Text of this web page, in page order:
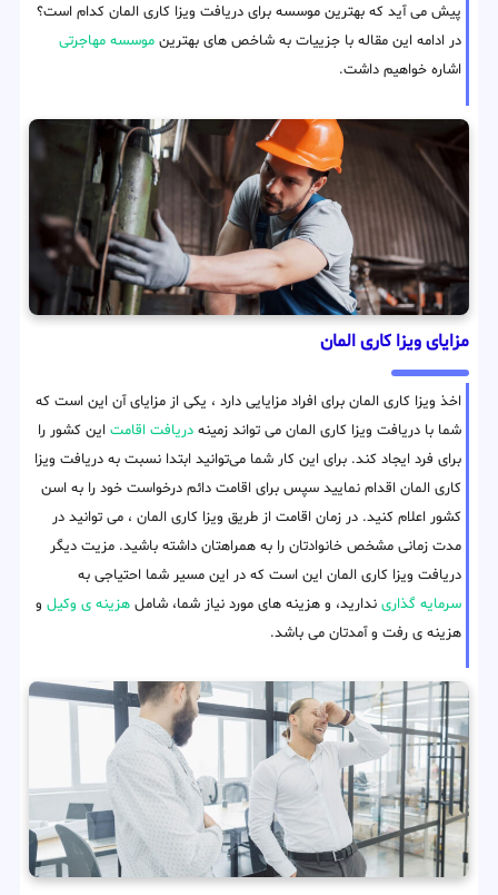
پیش می آید که بهترین موسسه برای دریافت ویزا کاری المان کدام است؟
در ادامه این مقاله با جزییات به شاخص های بهترین موسسه مهاجرتی
اشاره خواهیم داشت.
مزایای ویزا کاری المان
اخذ ویزا کاری المان برای افراد مزایایی دارد ، یکی از مزایای آن این است که
شما با دریافت ویزا کاری المان می تواند زمینه دریافت اقامت این کشور را
برای فرد ایجاد کند. برای این کار شما می‌توانید ابتدا نسبت به دریافت ویزا
کاری المان اقدام نمایید سپس برای اقامت دائم درخواست خود را به اسن
کشور اعلام کنید. در زمان اقامت از طریق ویزا کاری المان ، می توانید در
مدت زمانی مشخص خانوادتان را به همراهتان داشته باشید. مزیت دیگر
دریافت ویزا کاری المان این است که در این مسیر شما احتیاجی به
سرمایه گذاری ندارید، و هزینه های مورد نیاز شما، شامل هزینه ی وکیل و
هزینه ی رفت و آمدتان می باشد.